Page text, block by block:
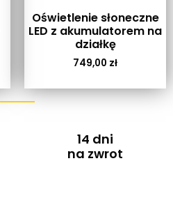
Oświetlenie słoneczne
LED z akumulatorem na
działkę
749,00 zł
14 dni
na zwrot